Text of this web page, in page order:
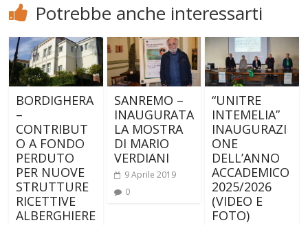
Potrebbe anche interessarti
BORDIGHERA
–
CONTRIBUT
O A FONDO
PERDUTO
PER NUOVE
STRUTTURE
RICETTIVE
ALBERGHIERE
SANREMO –
INAUGURATA
LA MOSTRA
DI MARIO
VERDIANI
9 Aprile 2019
0
“UNITRE
INTEMELIA”
INAUGURAZI
ONE
DELL’ANNO
ACCADEMICO
2025/2026
(VIDEO E
FOTO)